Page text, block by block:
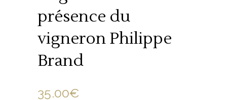
présence du
vigneron Philippe
Brand
35.00€